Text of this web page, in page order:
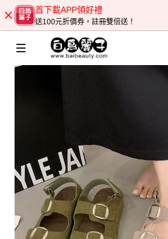
首下載APP領好禮
送100元折價券，註冊雙倍送！